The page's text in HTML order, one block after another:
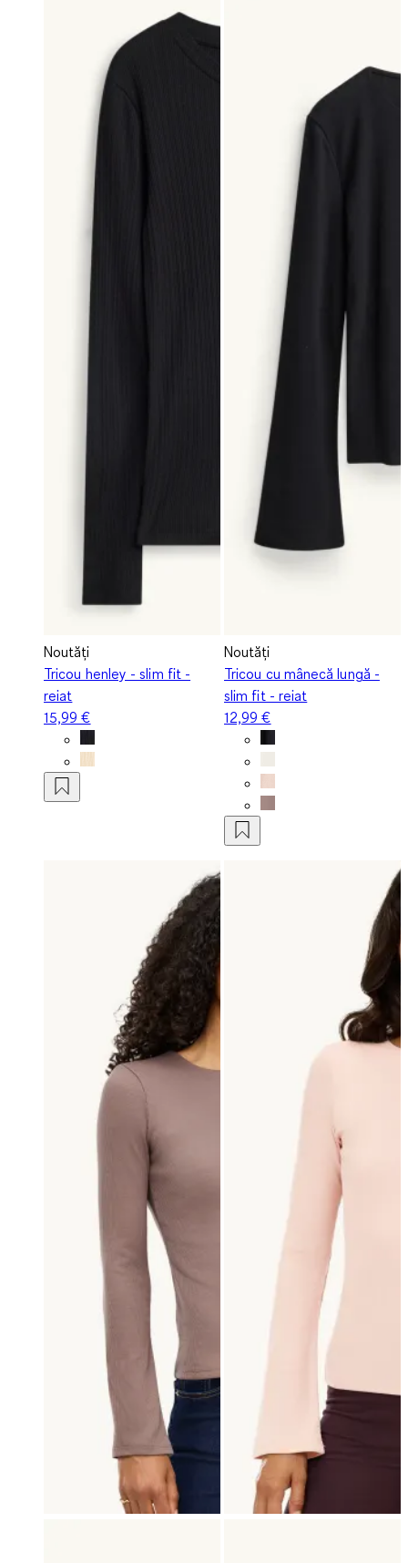
Noutăți
Tricou henley - slim fit -
reiat
15,99 €
Noutăți
Tricou cu mânecă lungă -
slim fit - reiat
12,99 €